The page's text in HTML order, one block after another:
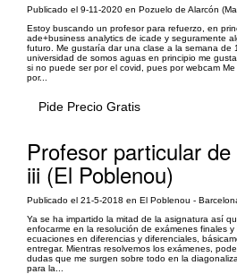
Publicado el 9-11-2020 en Pozuelo de Alarcón
Estoy buscando un profesor para refuerzo, en
ade+business analytics de icade y seguramente
futuro. Me gustaría dar una clase a la semana de
universidad de somos aguas en principio me
si no puede ser por el covid, pues por webcam
por...
Pide Precio Gratis
Profesor particular
iii (El Poblenou)
Publicado el 21-5-2018 en El Poblenou -
Ya se ha impartido la mitad de la asignatura así
enfocarme en la resolución de exámenes finales y
ecuaciones en diferencias y diferenciales,
entregar. Mientras resolvemos los exámenes,
dudas que me surgen sobre todo en la
para la...